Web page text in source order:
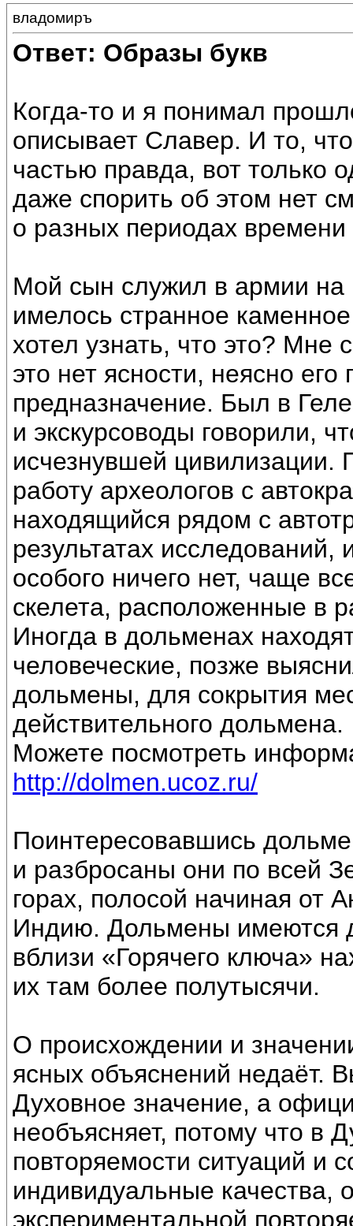
владомиръ
Ответ: Образы букв
Когда-то и я понимал
описывает Славер. И то,
частью правда, вот только
даже спорить об этом нет
о разных периодах
Мой сын служил в армии на
имелось странное
хотел узнать, что это? Мне
это нет ясности, неясно
предназначение. Был в
и экскурсоводы говорили,
исчезнувшей цивилизации.
работу археологов с
находящийся рядом с
результатах
особого ничего нет, чаще
скелета, расположенные в
Иногда в дольменах
человеческие, позже
дольмены, для сокрытия
действительного дольмена.
Можете посмотреть
http://dolmen.ucoz.ru/
Поинтересовавшись
и разбросаны они по всей
горах, полосой начиная от
Индию. Дольмены имеются
вблизи «Горячего ключа»
их там более полутысячи.
О происхождении и
ясных объяснений недаёт.
Духовное значение, а
необъясняет, потому что в
повторяемости ситуаций и
индивидуальные качества,
экспериментальной